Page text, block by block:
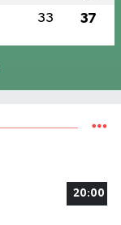
33 37
20:00